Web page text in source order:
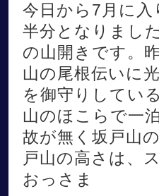
今日から7月に
半分となりまし
の山開きです。
山の尾根伝いに
を御守りしてい
山のほこらで一
故が無く坂戸山
戸山の高さは、
おっさま